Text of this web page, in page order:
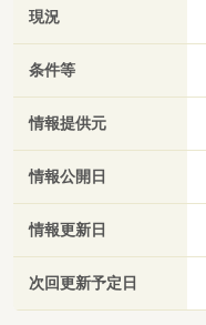
現況
条件等
情報提供元
情報公開日
情報更新日
次回更新予定日